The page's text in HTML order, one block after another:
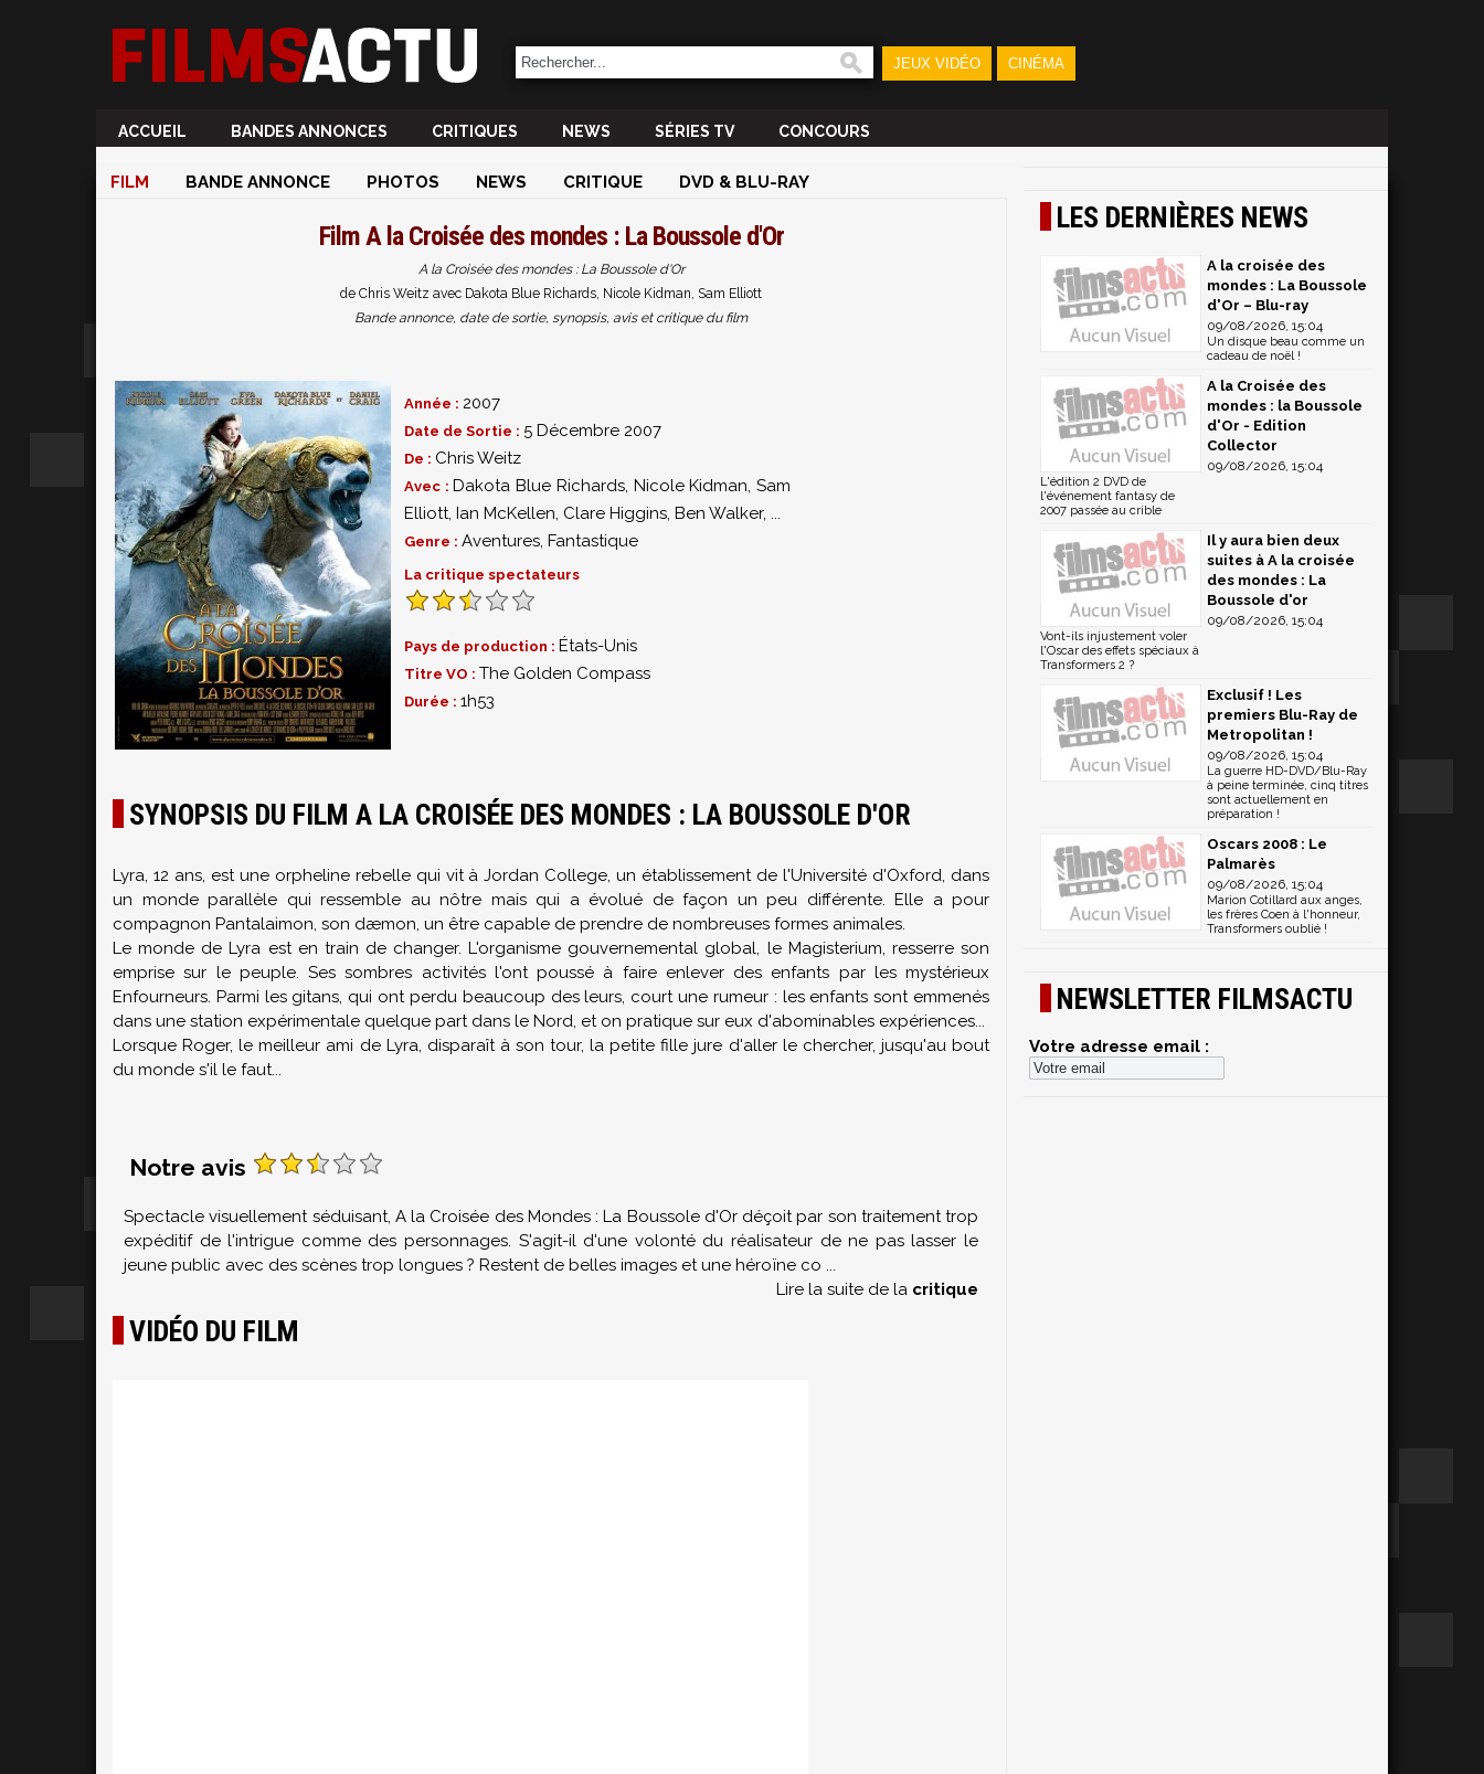
JEUX VIDÉO CINÉMA
ACCUEIL BANDES ANNONCES CRITIQUES NEWS SÉRIES TV CONCOURS
FILM BANDE ANNONCE PHOTOS NEWS CRITIQUE DVD & BLU-RAY
FilmA la Croisée des mondes : La Boussole d'Or
A la Croisée des mondes : La Boussole d'Or
de Chris Weitz avec Dakota Blue Richards, Nicole Kidman, Sam Elliott
Bande annonce, date de sortie, synopsis, avis et critique du film
Année : 2007
Date de Sortie : 5 Décembre 2007
De : Chris Weitz
Avec : Dakota Blue Richards, Nicole Kidman,Sam
Elliott, Ian McKellen, Clare Higgins, Ben Walker, ...
Genre : Aventures, Fantastique
La critique spectateurs
Pays de production : États-Unis
Titre VO : The Golden Compass
Durée : 1h53
SYNOPSIS DU FILM A LA CROISÉE DES MONDES : LA BOUSSOLE D'OR
Lyra, 12 ans, est une orpheline rebelle qui vit à Jordan College, un établissement de l'Université d'Oxford, dans
un monde parallèle qui ressemble au nôtre mais qui a évolué de façon un peu différente. Elle a pour
compagnon Pantalaimon, son dæmon, un être capable de prendre de nombreuses formes animales.
Le monde de Lyra est en train de changer. L'organisme gouvernemental global, le Magisterium, resserre son
emprise sur le peuple. Ses sombres activités l'ont poussé à faire enlever des enfants par les mystérieux
Enfourneurs. Parmi les gitans, qui ont perdu beaucoup des leurs, court une rumeur : les enfants sont emmenés
dans une station expérimentale quelque part dans le Nord, et on pratique sur eux d'abominables expériences...
Lorsque Roger, le meilleur ami de Lyra, disparaît à son tour, la petite fille jure d'aller le chercher, jusqu'au bout
du monde s'il le faut...
Notre avis
Spectacle visuellement séduisant, A la Croisée des Mondes : La Boussole d'Or déçoit par son traitement trop
expéditif de l'intrigue comme des personnages. S'agit-il d'une volonté du réalisateur de ne pas lasser le
jeune public avec des scènes trop longues ? Restent de belles images et une héroïne co ...
Lire la suite de la critique
VIDÉO DU FILM
LES DERNIÈRES NEWS
A la croisée des
mondes : La Boussole
d'Or – Blu-ray
09/08/2026, 15:04
Un disque beau comme un
cadeau de noël !
A la Croisée des
mondes : la Boussole
d'Or - Edition
Collector
09/08/2026, 15:04
L'édition 2 DVD de
l'événement fantasy de
2007 passée au crible
Il y aura bien deux
suites à A la croisée
des mondes : La
Boussole d'or
09/08/2026, 15:04
Vont-ils injustement voler
l'Oscar des effets spéciaux à
Transformers 2 ?
Exclusif ! Les
premiers Blu-Ray de
Metropolitan !
09/08/2026, 15:04
La guerre HD-DVD/Blu-Ray
à peine terminée, cinq titres
sont actuellement en
préparation !
Oscars 2008 : Le
Palmarès
09/08/2026, 15:04
Marion Cotillard aux anges,
les frères Coen à l'honneur,
Transformers oublié !
NEWSLETTER FILMSACTU
Votre adresse email :